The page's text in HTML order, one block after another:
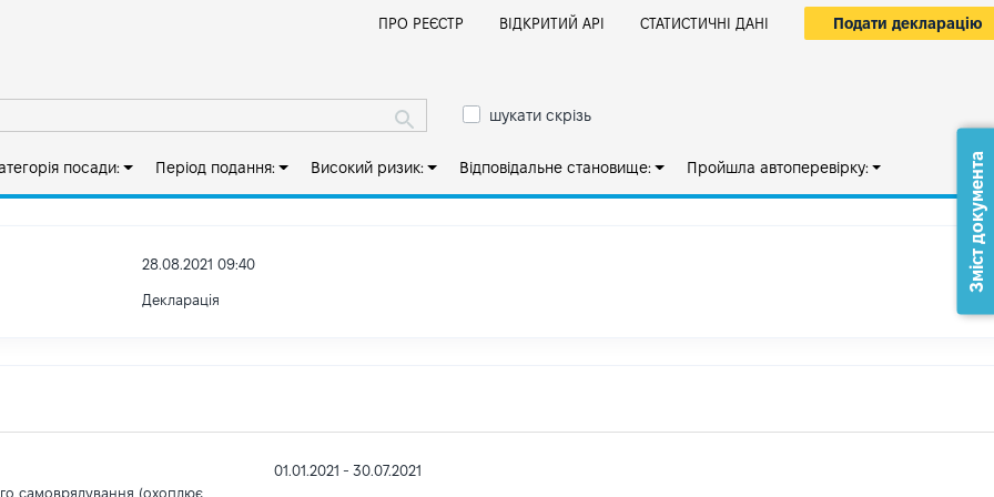
ПРО РЕЄСТР ВІДКРИТИЙ АРІ СТАТИСТИЧНІ ДАНІ Подати декларацію
шукати скрізь
посади: Період подання: Високий ризик: Відповідальне становище: Пройшла автоперевірку:
28.08.2021 09:40
Декларація
самоврядування (охоплює
01.01.2021 - 30.07.2021
Зміст документа